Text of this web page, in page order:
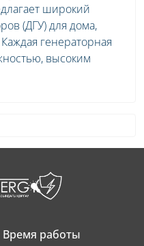
широкий
(ДГУ) для дома,
генераторная
высоким
и предоставляем
от 5 до 20
генераторы
Время работы